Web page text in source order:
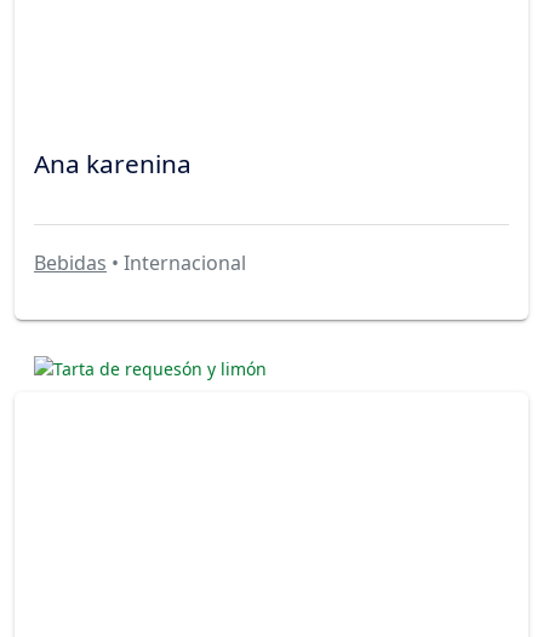
Ana karenina
Bebidas • Internacional